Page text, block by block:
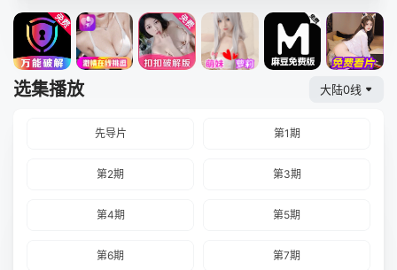
选集播放 大陆0线
先导片 第1期
第2期 第3期
第4期 第5期
第6期 第7期